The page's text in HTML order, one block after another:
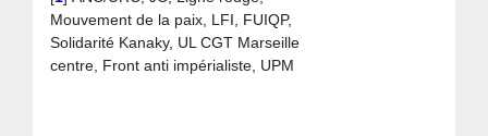
Mouvement de la paix, LFI, FUIQP,
Solidarité Kanaky, UL CGT Marseille
centre, Front anti impérialiste, UPM